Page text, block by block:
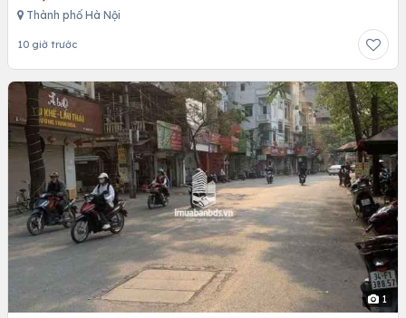
Thành phố Hà Nội
10 giờ trước
1